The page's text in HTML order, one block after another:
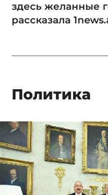
здесь желанные
рассказала
Политика